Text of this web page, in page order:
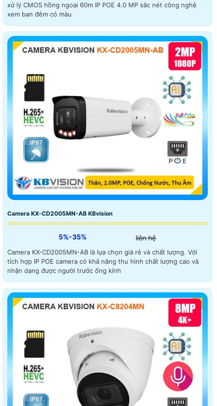
xử lý CMOS hồng ngoại 60m IP POE 4.0 MP sắc nét công nghệ
xem ban đêm có màu
Camera KX-CD2005MN-AB KBvision
5%-35% liên hệ
Camera KX-CD2005MN-AB là lựa chọn giá rẻ và chất lượng. Với
tích hợp IP POE camera có khả năng thu hình chất lượng cao và
nhận dạng được người trước ống kính